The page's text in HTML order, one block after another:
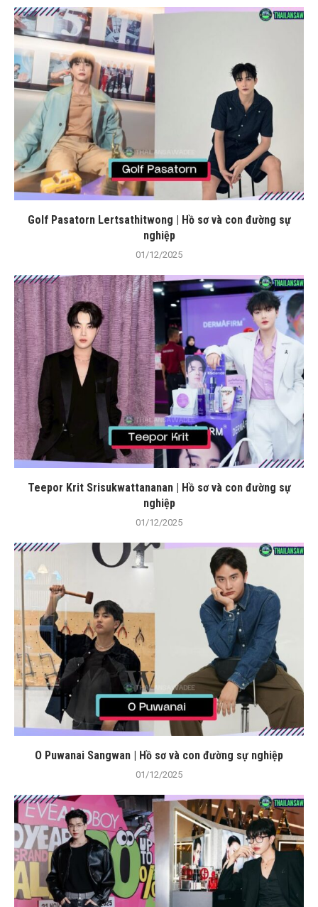
Golf Pasatorn Lertsathitwong | Hồ sơ và con đường sự
nghiệp
01/12/2025
Teepor Krit Srisukwattananan | Hồ sơ và con đường sự
nghiệp
01/12/2025
O Puwanai Sangwan | Hồ sơ và con đường sự nghiệp
01/12/2025